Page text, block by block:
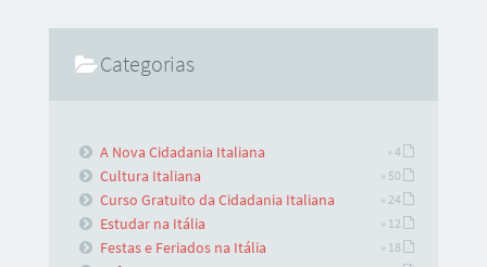
Categorias
A Nova Cidadania Italiana » 4
Cultura Italiana » 50
Curso Gratuito da Cidadania Italiana » 24
Estudar na Itália » 12
Festas e Feriados na Itália » 18